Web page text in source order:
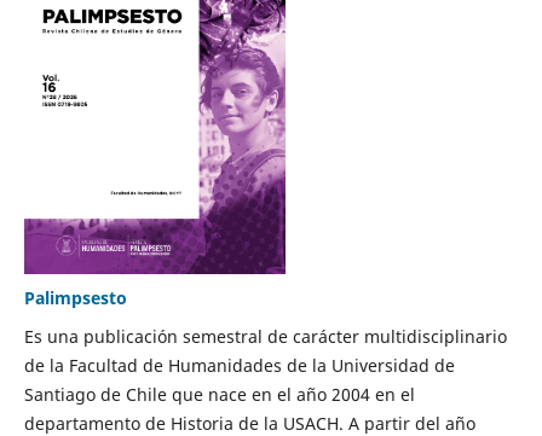
Palimpsesto
Es una publicación semestral de carácter multidisciplinario
de la Facultad de Humanidades de la Universidad de
Santiago de Chile que nace en el año 2004 en el
departamento de Historia de la USACH. A partir del año